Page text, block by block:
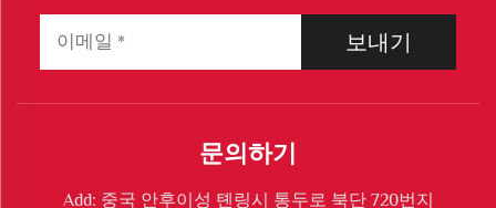
보내기
문의하기
Add: 중국 안후이성 톈링시 통두로 북단 720번지